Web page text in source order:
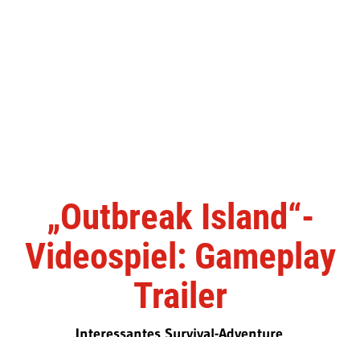
„Outbreak Island“-
Videospiel: Gameplay
Trailer